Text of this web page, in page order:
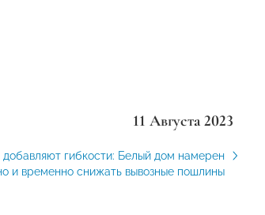
11 Августа 2023
добавляют гибкости: Белый дом намерен
и временно снижать вывозные пошлины